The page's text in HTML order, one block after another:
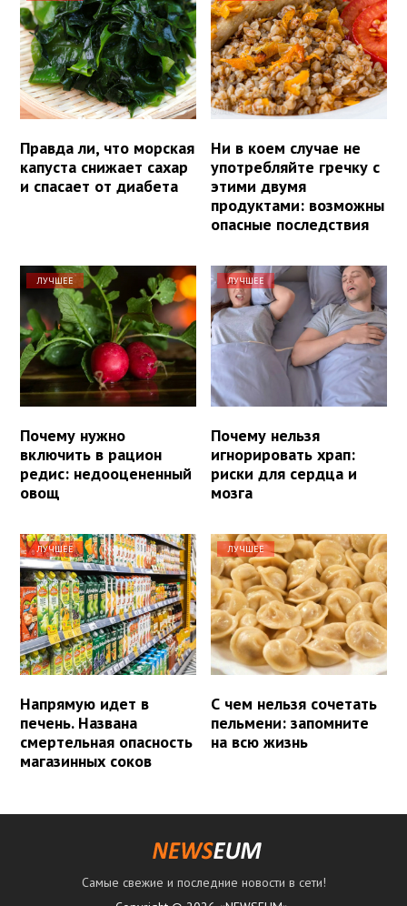
Правда ли, что морская
капуста снижает сахар
и спасает от диабета
Ни в коем случае не
употребляйте гречку с
этими двумя
продуктами: возможны
опасные последствия
ЛУЧШЕЕ
Почему нужно
включить в рацион
редис: недооцененный
овощ
ЛУЧШЕЕ
Почему нельзя
игнорировать храп:
риски для сердца и
мозга
ЛУЧШЕЕ
Напрямую идет в
печень. Названа
смертельная опасность
магазинных соков
ЛУЧШЕЕ
С чем нельзя сочетать
пельмени: запомните
на всю жизнь
Самые свежие и последние новости в сети!